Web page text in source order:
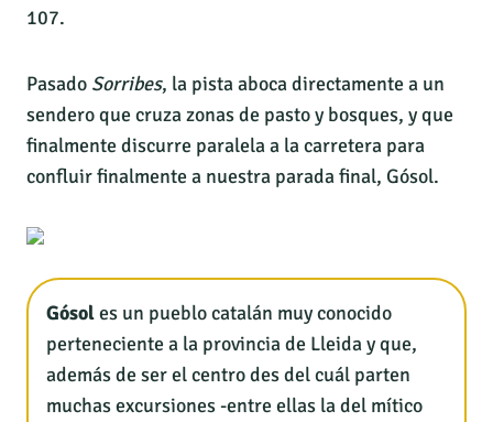
107.
Pasado Sorribes, la pista aboca directamente a un
sendero que cruza zonas de pasto y bosques, y que
finalmente discurre paralela a la carretera para
confluir finalmente a nuestra parada final, Gósol.
Gósoles un pueblo catalán muy conocido
perteneciente a la provincia de Lleida y que,
además de ser el centro des del cuál parten
muchas excursiones -entre ellas la del mítico